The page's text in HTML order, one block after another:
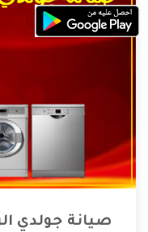
صيانة جولدي